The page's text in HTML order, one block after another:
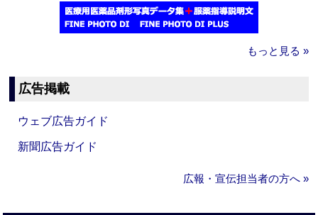
もっと見る »
広告掲載
ウェブ広告ガイド
新聞広告ガイド
広報・宣伝担当者の方へ »